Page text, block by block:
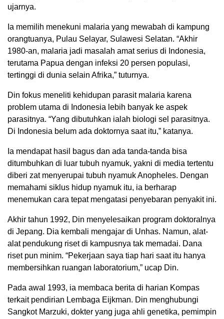
ujarnya.
Ia memilih menekuni malaria yang mewabah di kampung
orangtuanya, Pulau Selayar, Sulawesi Selatan. “Akhir
1980-an, malaria jadi masalah amat serius di Indonesia,
terutama Papua dengan infeksi 20 persen populasi,
tertinggi di dunia selain Afrika,” tuturnya.
Din fokus meneliti kehidupan parasit malaria karena
problem utama di Indonesia lebih banyak ke aspek
parasitnya. “Yang dibutuhkan ialah biologi sel parasitnya.
Di Indonesia belum ada doktornya saat itu,” katanya.
Ia mendapat hasil bagus dan ada tanda-tanda bisa
ditumbuhkan di luar tubuh nyamuk, yakni di media tertentu
diberi zat menyerupai tubuh nyamuk Anopheles. Dengan
memahami siklus hidup nyamuk itu, ia berharap
menemukan cara tepat mengatasi penyebaran penyakit ini.
Akhir tahun 1992, Din menyelesaikan program doktoralnya
di Jepang. Dia kembali mengajar di Unhas. Namun, alat-
alat pendukung riset di kampusnya tak memadai. Dana
riset pun minim. “Pekerjaan saya tiap hari saat itu hanya
membersihkan ruangan laboratorium,” ucap Din.
Pada awal 1993, ia membaca berita di harian Kompas
terkait pendirian Lembaga Eijkman. Din menghubungi
Sangkot Marzuki, dokter yang juga ahli genetika, pemimpin